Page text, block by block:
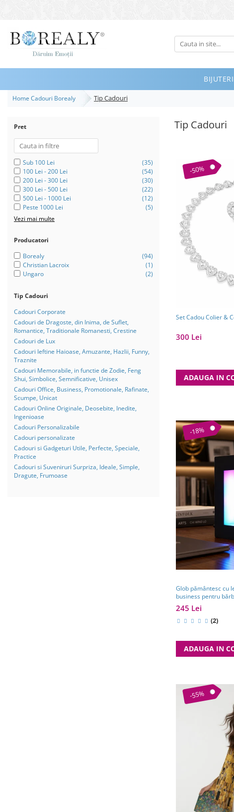
Bijuterii
Inele
Bratari
Seturi
Brose
Tiare
Destinatari
Bijuterii Femei
Bijuterii Copii
Bijuterii Mirese
Selectii
Reduceri
Cele mai noi
Cele mai votate
Cu video
Pret
0 Lei - 100 Lei
100 Lei - 200 Lei
200 Lei - 300 Lei
300 Lei - 500 Lei
500 Lei - 1000 Lei
1000 Lei +
Home Cadouri Borealy Tip Cadouri
Tip Cadouri
Pret
Sub 100 Lei
(35)
100 Lei - 200 Lei
(54)
200 Lei - 300 Lei
(30)
300 Lei - 500 Lei
(22)
500 Lei - 1000 Lei
(12)
Peste 1000 Lei
(5)
Vezi mai multe
Producatori
Borealy
(94)
Christian Lacroix
(1)
Ungaro
(2)
Tip Cadouri
Cadouri Corporate
Cadouri de Dragoste, din Inima, de Suflet,
Romantice, Traditionale Romanesti, Crestine
Cadouri de Lux
Cadouri Ieftine Haioase, Amuzante, Hazlii, Funny,
Traznite
Cadouri Memorabile, in functie de Zodie, Feng
Shui, Simbolice, Semnificative, Unisex
Cadouri Office, Business, Promotionale, Rafinate,
Scumpe, Unicat
Cadouri Online Originale, Deosebite, Inedite,
Ingenioase
Cadouri Personalizabile
Cadouri personalizate
Cadouri si Gadgeturi Utile, Perfecte, Speciale,
Practice
Cadouri si Suveniruri Surpriza, Ideale, Simple,
Dragute, Frumoase
-50%
Set Cadou Colier &
300 Lei
ADAUGA IN
-18%
Glob pământesc cu
business pentru
călătorii
245 Lei
(2)
ADAUGA IN
-55%